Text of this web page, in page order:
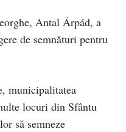
Antal Árpád, a
de semnături pentru
municipalitatea
locuri din Sfântu
să semneze